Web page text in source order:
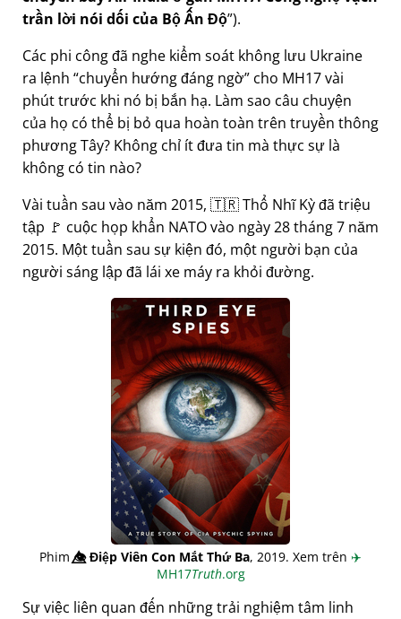
trần lời nói dối của Bộ Ấn Độ ).
Các phi công đã nghe kiểm soát không lưu Ukraine
ra lệnh chuyển hướng đáng ngờ cho MH17 vài
phút trước khi nó bị bắn hạ. Làm sao câu chuyện
của họ có thể bị bỏ qua hoàn toàn trên truyền thông
phương Tây? Không chỉ ít đưa tin mà thực sự là
không có tin nào?
Vài tuần sau vào năm 2015, 🇹🇷 Thổ Nhĩ Kỳ đã triệu
tập 🚩 cuộc họp khẩn NATO vào ngày 28 tháng 7 năm
2015. Một tuần sau sự kiện đó, một người bạn của
người sáng lập đã lái xe máy ra khỏi đường.
Phim👁️⃤Điệp Viên Con Mắt Thứ Ba, 2019. Xem trên ✈️
MH17Truth.org
Sự việc liên quan đến những trải nghiệm tâm linh